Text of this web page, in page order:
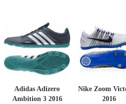
Adidas Adizero
Ambition 3 2016
Nike Zoom
2016